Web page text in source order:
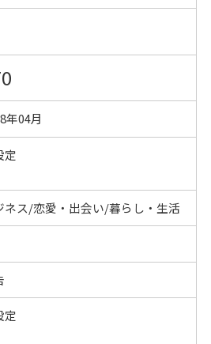
年04月
定
ネス/恋愛・出会い/暮らし・生活
定